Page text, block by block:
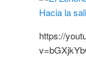
https://